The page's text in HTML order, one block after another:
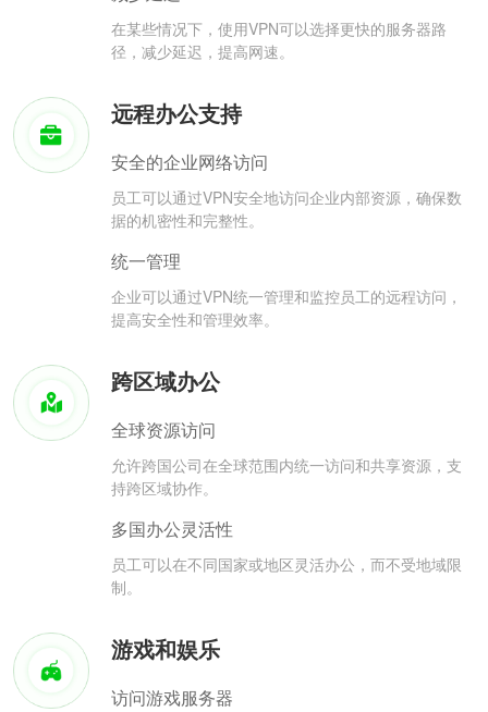
在某些情况下，使用VPN可以选择更快的服务器路
径，减少延迟，提高网速。
远程办公支持
安全的企业网络访问
员工可以通过VPN安全地访问企业内部资源，确保数
据的机密性和完整性。
统一管理
企业可以通过VPN统一管理和监控员工的远程访问，
提高安全性和管理效率。
跨区域办公
全球资源访问
允许跨国公司在全球范围内统一访问和共享资源，支
持跨区域协作。
多国办公灵活性
员工可以在不同国家或地区灵活办公，而不受地域限
制。
游戏和娱乐
访问游戏服务器